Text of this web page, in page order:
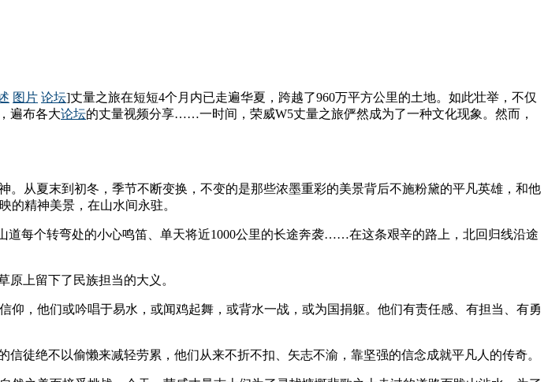
图片 论坛]丈量之旅在短短4个月内已走遍华夏，跨越了960万平方公里的土地。如此壮举，不仅
遍布各大论坛的丈量视频分享……一时间，荣威W5丈量之旅俨然成为了一种文化现象。然而，
从夏末到初冬，季节不断变换，不变的是那些浓墨重彩的美景背后不施粉黛的平凡英雄，和他
的精神美景，在山水间永驻。
每个转弯处的小心鸣笛、单天将近1000公里的长途奔袭……在这条艰辛的路上，北回归线沿途
上留下了民族担当的大义。
，他们或吟唱于易水，或闻鸡起舞，或背水一战，或为国捐躯。他们有责任感、有担当、有勇
徒绝不以偷懒来减轻劳累，他们从来不折不扣、矢志不渝，靠坚强的信念成就平凡人的传奇。